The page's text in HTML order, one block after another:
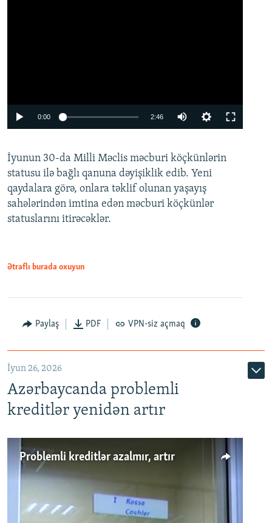
Auto 240p 360p 480p
720p 1080p
0:00 2:46
360p
480p
720p
İyunun 30-da Milli Məclis məcburi köçkünlərin
statusu ilə bağlı qanuna dəyişiklik edib. Yeni
qaydalara görə, onlara təklif olunan yaşayış
sahələrindən imtina edən məcburi köçkünlər
statuslarını itirəcəklər.
Ətraflı burada oxuyun
Paylaş PDF VPN-siz açmaq
İyun 26, 2026
Azərbaycanda problemli
kreditlər yenidən artır
Problemli kreditlər azalmır, artır